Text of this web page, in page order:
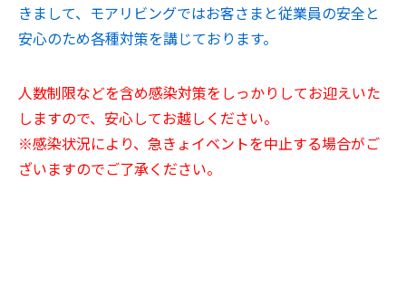
きまして、モアリビングではお客さまと従業員の安全と
安心のため各種対策を講じております。
人数制限などを含め感染対策をしっかりしてお迎えいた
しますので、安心してお越しください。
※感染状況により、急きょイベントを中止する場合がご
ざいますのでご了承ください。